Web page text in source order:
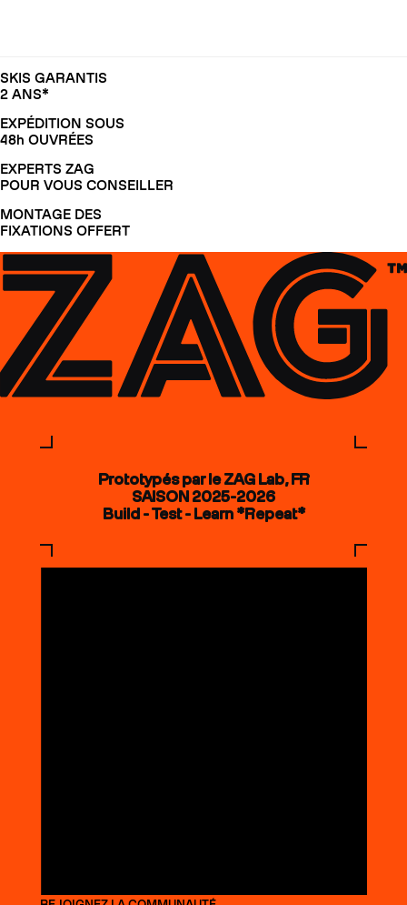
SKIS GARANTIS
2 ANS*
EXPÉDITION SOUS
48h OUVRÉES
EXPERTS ZAG
POUR VOUS CONSEILLER
MONTAGE DES
FIXATIONS OFFERT
Prototypés par le ZAG Lab, FR
SAISON 2025-2026
Build - Test - Learn *Repeat*